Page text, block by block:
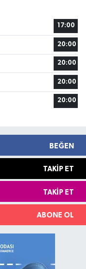
17:00
20:00
20:00
20:00
20:00
BEĞEN
TAKIP ET
TAKIP ET
ABONE OL